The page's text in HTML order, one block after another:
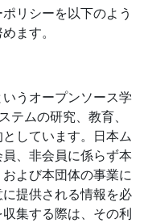
リシーを以下のよう
ます。
うオープンソース学
テムの研究、教育、
しています。日本ム
、非会員に係らず本
よび本団体の事業に
提供される情報を必
集する際は、その利